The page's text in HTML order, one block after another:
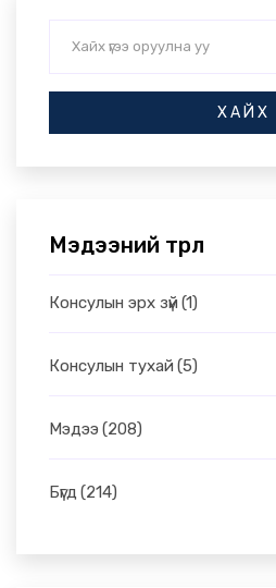
ХАЙХ
Мэдээний төрөл
Консулын эрх зүй (1)
Консулын тухай (5)
Мэдээ (208)
Бүгд (214)